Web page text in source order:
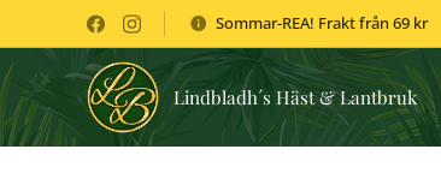
Sommar-REA! Frakt från 69 kr
Lindbladh´s Häst & Lantbruk